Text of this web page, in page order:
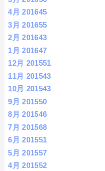
4月 201645
3月 201655
2月 201643
1月 201647
12月 201551
11月 201543
10月 201543
9月 201550
8月 201546
7月 201568
6月 201551
5月 201557
4月 201552